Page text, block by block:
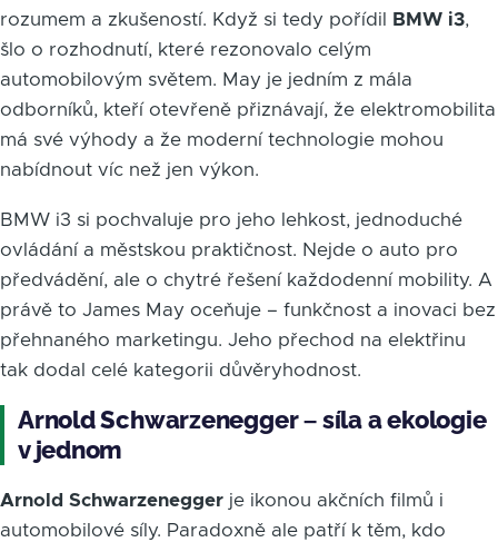
rozumem a zkušeností. Když si tedy pořídil
BMW i3,
šlo o rozhodnutí, které rezonovalo celým
automobilovým světem. May je jedním z mála
odborníků, kteří otevřeně přiznávají, že elektromobilita
má své výhody a že moderní technologie mohou
nabídnout víc než jen výkon.
BMW i3 si pochvaluje pro jeho lehkost, jednoduché
ovládání a městskou praktičnost. Nejde o auto pro
předvádění, ale o chytré řešení každodenní mobility. A
právě to James May oceňuje – funkčnost a inovaci bez
přehnaného marketingu. Jeho přechod na elektřinu
tak dodal celé kategorii důvěryhodnost.
Arnold Schwarzenegger – síla a ekologie
v jednom
Arnold Schwarzenegger je ikonou akčních filmů i
automobilové síly. Paradoxně ale patří k těm, kdo